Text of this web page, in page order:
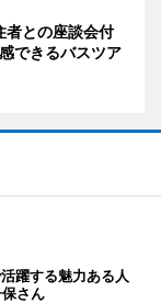
者との座談会付
できるバスツア
躍する魅力ある人
さん